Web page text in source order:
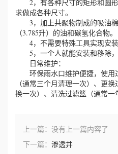
2，有各种尺寸的矩形和圆形
求做成各种尺寸。
3，加上共聚物制成的吸油棉
（3.785升）的油和碳氢化合物。
4，不需要特殊工具实现安装
5，一个人就能安装和移除，
日常维护：
环保雨水口维护便捷，使用
（通常三个月清理一次）、更
换一次）、清洗过滤篮（通常一
上一篇： 没有上一篇内容了
下一篇： 渗透井